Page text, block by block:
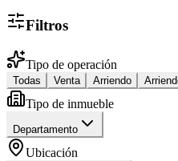
Filtros
Tipo de operación
Todas Venta Arriendo
Tipo de inmueble
Departamento
Ubicación